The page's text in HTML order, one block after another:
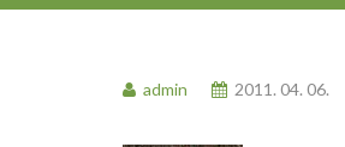
admin 2011. 04. 06.